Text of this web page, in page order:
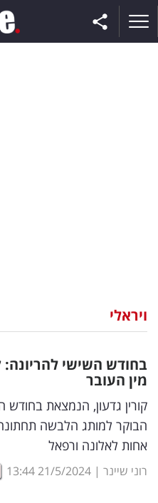
וצרכנות
דיגיטל
וטק
שיווק
ופרסום
ויראלי
בחודש השישי להריונה:
מין העובר
קורין גדעון, הנמצאת
הבוקר למותג הלבשה
אחות לאלונה ורפאל
רוני שיינר |
21/5/2024
13:44